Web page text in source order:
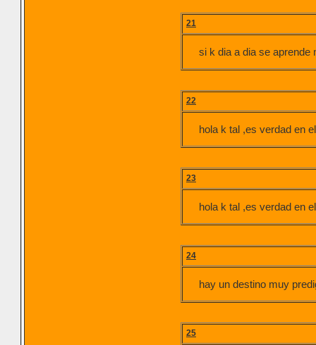
21
si k dia a dia se aprende
22
hola k tal ,es verdad en
23
hola k tal ,es verdad en
24
hay un destino muy
25